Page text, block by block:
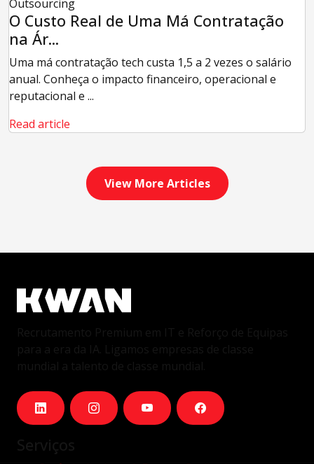
Outsourcing
O Custo Real de Uma Má Contratação
na Ár...
Uma má contratação tech custa 1,5 a 2 vezes o salário
anual. Conheça o impacto financeiro, operacional e
reputacional e ...
Read article
View More Articles